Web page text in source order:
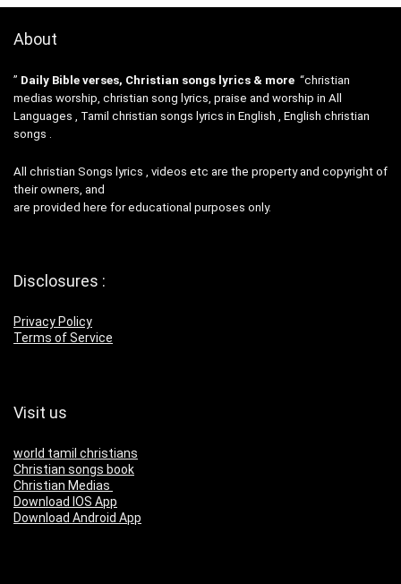
About
” Daily Bible verses, Christian songs lyrics & more “christian
medias worship, christian song lyrics, praise and worship in All
Languages , Tamil christian songs lyrics in English , English christian
songs .
All christian Songs lyrics , videos etc are the property and copyright of
their owners, and
are provided here for educational purposes only.
Disclosures :
Privacy Policy
Terms of Service
Visit us
world tamil christians
Christian songs book
Christian Medias
Download IOS App
Download Android App